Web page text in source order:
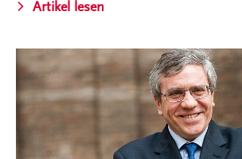
Artikel lesen